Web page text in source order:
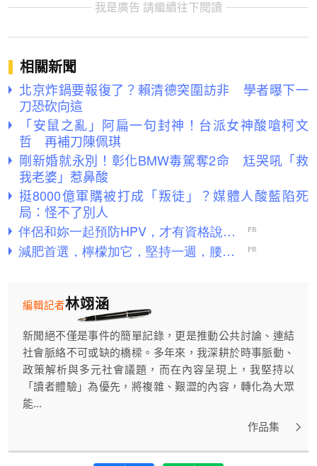
我是廣告 請繼續往下閱讀
相關新聞
北京炸鍋要報復了？賴清德突圍訪非 學者曝下一
刀恐砍向這
「安鼠之亂」阿扁一句封神！台派女神酸嗆柯文
哲 再補刀陳佩琪
剛新婚就永別！彰化BMW毒駕奪2命 尪哭吼「救
我老婆」惹鼻酸
挺8000億軍購被打成「叛徒」？媒體人酸藍陷死
局：怪不了別人
林翊涵
編輯記者
新聞絕不僅是事件的簡單記錄，更是推動公共討論、連結
社會脈絡不可或缺的橋樑。多年來，我深耕於時事脈動、
政策解析與多元社會議題，而在內容呈現上，我堅持以
「讀者體驗」為優先，將複雜、艱澀的內容，轉化為大眾
能...
作品集